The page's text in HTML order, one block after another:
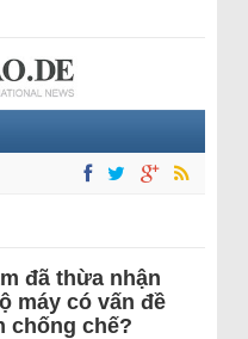
đã thừa nhận
máy có vấn đề
chống chế?